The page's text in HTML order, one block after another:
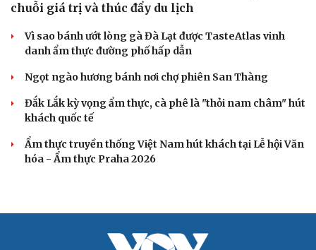
chuỗi giá trị và thúc đẩy du lịch
Vì sao bánh ướt lòng gà Đà Lạt được TasteAtlas vinh
danh ẩm thực đường phố hấp dẫn
Ngọt ngào hương bánh nơi chợ phiên San Thàng
Đắk Lắk kỳ vọng ẩm thực, cà phê là "thỏi nam châm" hút
khách quốc tế
Ẩm thực truyền thống Việt Nam hút khách tại Lễ hội Văn
hóa - Ẩm thực Praha 2026